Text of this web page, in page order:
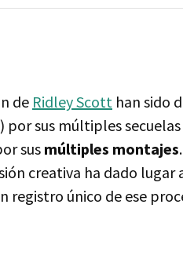
de Ridley Scott han sido
por sus múltiples
sus múltiples montajes
creativa ha dado lugar
único de ese